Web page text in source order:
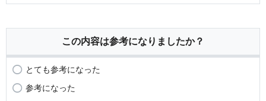
この内容は参考になりましたか？
とても参考になった
参考になった